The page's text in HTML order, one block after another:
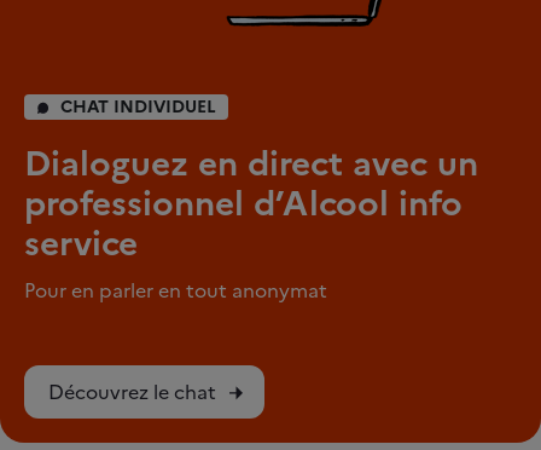
CHAT INDIVIDUEL
Dialoguez en direct avec un
professionnel d’Alcool info
service
Pour en parler en tout anonymat
Découvrez le chat